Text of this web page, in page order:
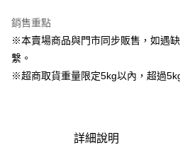
Google Pay
運送方式
銷售重點
※本賣場商品與門市同步販售，如遇
繫。
※超商取貨重量限定5kg以內，超過
詳細說明